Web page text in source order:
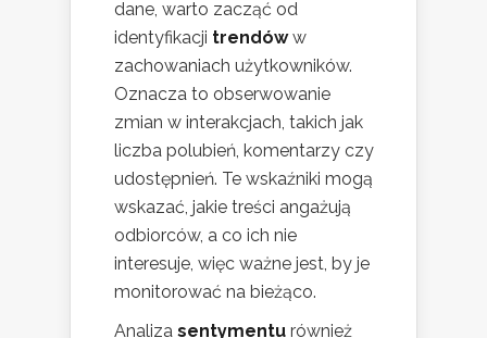
dane, warto zacząć od
identyfikacji trendóww
zachowaniach użytkowników.
Oznacza to obserwowanie
zmian w interakcjach, takich jak
liczba polubień, komentarzy czy
udostępnień. Te wskaźniki mogą
wskazać, jakie treści angażują
odbiorców, a co ich nie
interesuje, więc ważne jest, by je
monitorować na bieżąco.
Analiza sentymentu również